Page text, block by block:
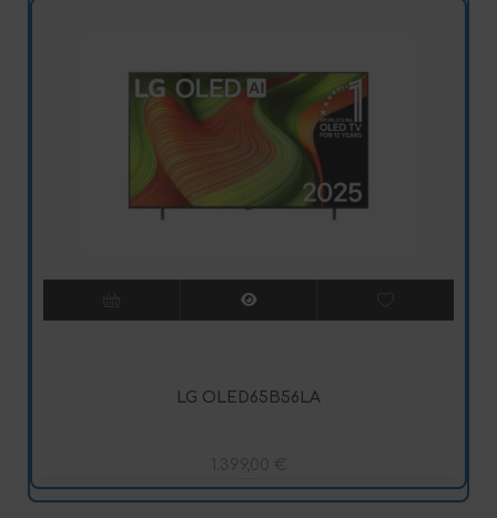
LG OLED65B56LA
1.399,00 €